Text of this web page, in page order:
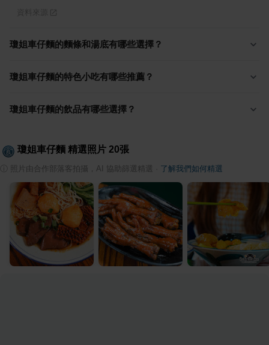
瓊姐車仔麵的麵條和湯底有哪些選擇？
瓊姐車仔麵的特色小吃有哪些推薦？
瓊姐車仔麵的飲品有哪些選擇？
瓊姐車仔麵 精選照片 20張
照片由合作部落客拍攝，AI 協助篩選精選 了解我們如何精選